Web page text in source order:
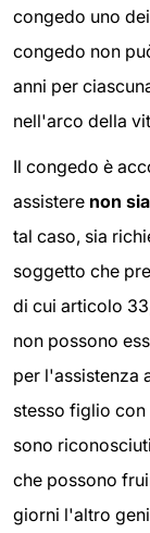
congedo uno
congedo non
anni per
nell'arco della
Il congedo è
assistere non
tal caso, sia
soggetto che
di cui articolo
non possono
per l'assistenza
stesso figlio
sono
che possono
giorni l'altro